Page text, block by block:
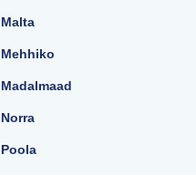
Malta
Mehhiko
Madalmaad
Norra
Poola